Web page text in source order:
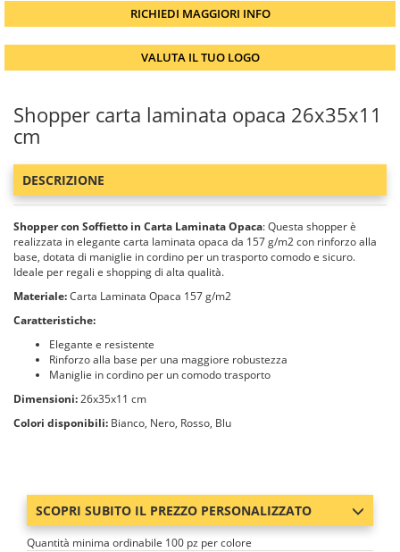
RICHIEDI MAGGIORI INFO
VALUTA IL TUO LOGO
Shopper carta laminata opaca 26x35x11
cm
DESCRIZIONE
Shopper con Soffietto in Carta Laminata Opaca: Questa shopper è
realizzata in elegante carta laminata opaca da 157 g/m2 con rinforzo alla
base, dotata di maniglie in cordino per un trasporto comodo e sicuro.
Ideale per regali e shopping di alta qualità.
Materiale:Carta Laminata Opaca 157 g/m2
Caratteristiche:
Elegante e resistente
Rinforzo alla base per una maggiore robustezza
Maniglie in cordino per un comodo trasporto
Dimensioni:26x35x11 cm
Colori disponibili: Bianco, Nero, Rosso, Blu
SCOPRI SUBITO IL PREZZO PERSONALIZZATO
Quantità minima ordinabile 100 pz per colore